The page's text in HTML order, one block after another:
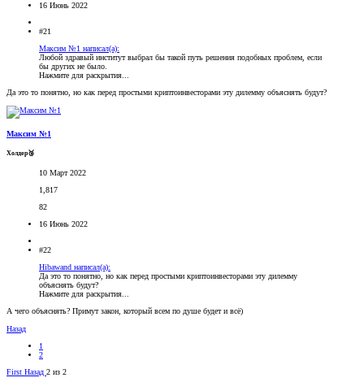
16 Июнь 2022
#21
Максим №1 написал(а):
Любой здравый институт выбрал бы такой путь решения подобных проблем, если
бы других не было.
Нажмите для раскрытия...
Да это то понятно, но как перед простыми криптоинвесторами эту дилемму объяснять будут?
Максим №1
Холдер🥉
10 Март 2022
1,817
82
16 Июнь 2022
#22
Hibawand написал(а):
Да это то понятно, но как перед простыми криптоинвесторами эту дилемму
объяснять будут?
Нажмите для раскрытия...
А чего объяснять? Примут закон, который всем по душе будет и всё)
Назад
1
2
First Назад 2 из 2